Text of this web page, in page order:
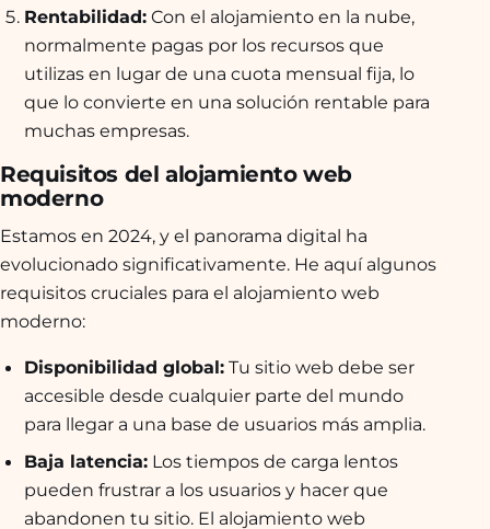
Rentabilidad:Con el alojamiento en la nube,
normalmente pagas por los recursos que
utilizas en lugar de una cuota mensual fija, lo
que lo convierte en una solución rentable para
muchas empresas.
Requisitos del alojamiento web
moderno
Estamos en 2024, y el panorama digital ha
evolucionado significativamente. He aquí algunos
requisitos cruciales para el alojamiento web
moderno:
Disponibilidad global:Tu sitio web debe ser
accesible desde cualquier parte del mundo
para llegar a una base de usuarios más amplia.
Baja latencia:Los tiempos de carga lentos
pueden frustrar a los usuarios y hacer que
abandonen tu sitio. El alojamiento web